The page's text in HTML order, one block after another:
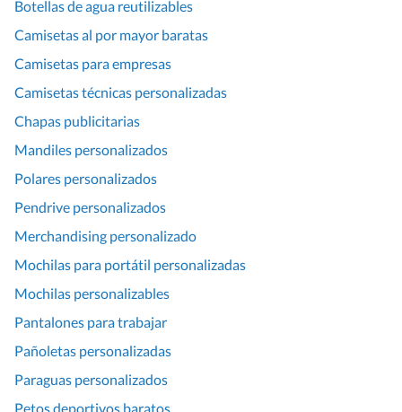
Botellas de agua reutilizables
Camisetas al por mayor baratas
Camisetas para empresas
Camisetas técnicas personalizadas
Chapas publicitarias
Mandiles personalizados
Polares personalizados
Pendrive personalizados
Merchandising personalizado
Mochilas para portátil personalizadas
Mochilas personalizables
Pantalones para trabajar
Pañoletas personalizadas
Paraguas personalizados
Petos deportivos baratos